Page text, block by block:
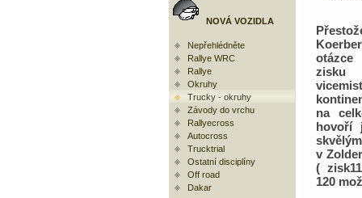
NOVÁ VOZIDLA
Nepřehlédněte
Rallye WRC
Rallye
Okruhy
Trucky - okruhy
Závody do vrchu
Rallyecross
Autocross
Trucktrial
Ostatní disciplíny
Off road
Dakar
na
hovoří
v
(
120